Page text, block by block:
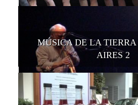
MÚSICA DE LA TIERRA
AIRES 2